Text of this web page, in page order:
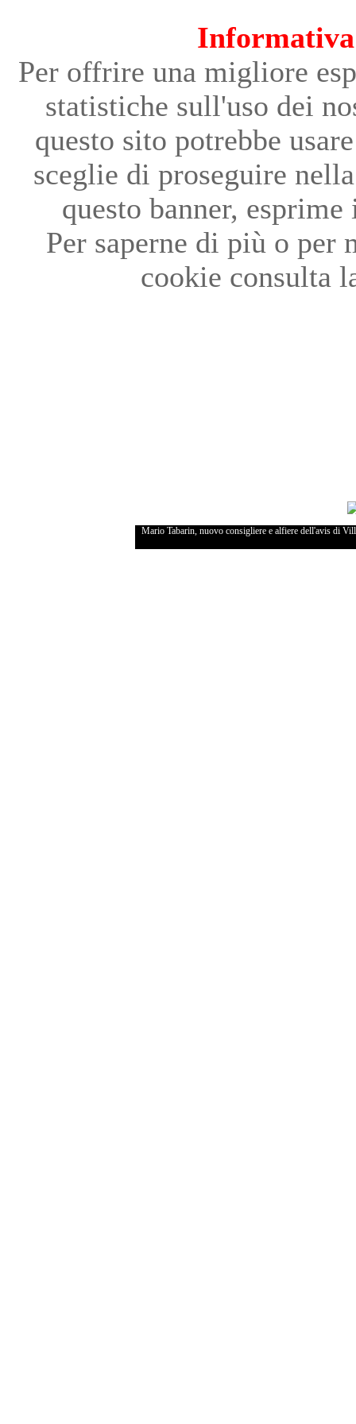
Informativa
Per offrire una migliore
statistiche sull'uso dei
questo sito potrebbe
sceglie di proseguire
questo banner,
Per saperne di più o per
cookie consulta
Mario Tabarin, nuovo consigliere e alfiere dell'avis di